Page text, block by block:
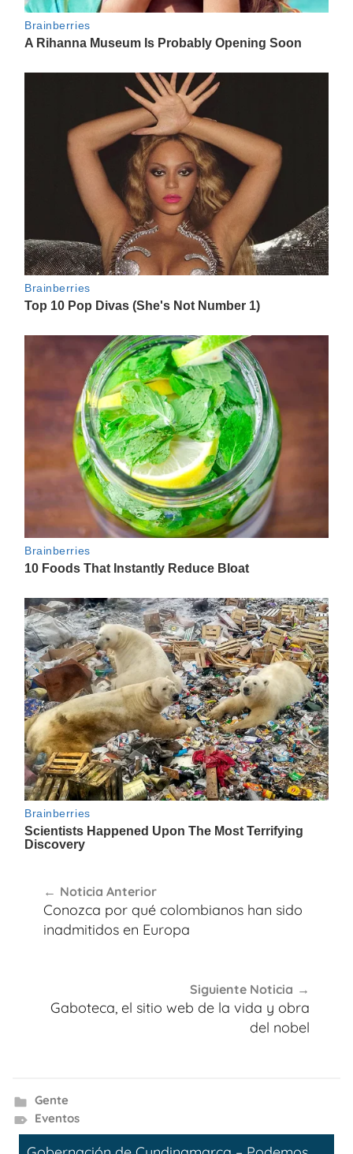
de
entradas
Noticia Anterior
Conozca por qué colombianos han sido
inadmitidos en Europa
Siguiente Noticia
Gaboteca, el sitio web de la vida y obra
del nobel
Gente
Eventos